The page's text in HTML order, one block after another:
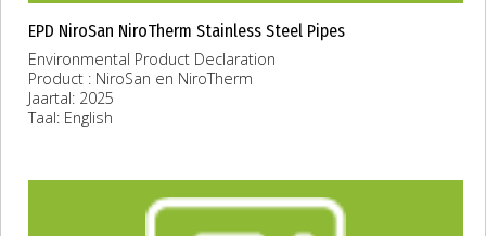
EPD NiroSan NiroTherm Stainless Steel Pipes
Environmental Product Declaration
Product : NiroSan en NiroTherm
Jaartal: 2025
Taal: English